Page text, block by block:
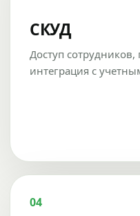
СКУД
Доступ сотрудников,
интеграция с
04